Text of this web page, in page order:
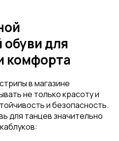
для
комфорта
в магазине
не только красоту и
и безопасность.
для танцев значительно